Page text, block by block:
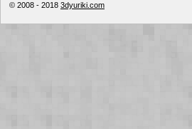
© 2008 - 2018 3dyuriki.com